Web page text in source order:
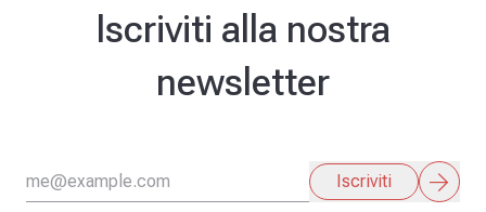
Iscriviti alla nostra
newsletter
Iscriviti arrow_forward